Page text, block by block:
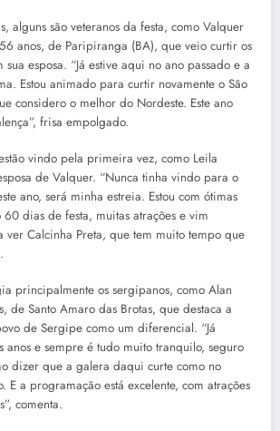
alguns são veteranos da festa, como Valquer
anos, de Paripiranga (BA), que veio curtir os
sua esposa. “Já estive aqui no ano passado e a
Estou animado para curtir novamente o São
considero o melhor do Nordeste. Este ano
frisa empolgado.
vindo pela primeira vez, como Leila
de Valquer. “Nunca tinha vindo para o
ano, será minha estreia. Estou com ótimas
60 dias de festa, muitas atrações e vim
ver Calcinha Preta, que tem muito tempo que
principalmente os sergipanos, como Alan
de Santo Amaro das Brotas, que destaca a
de Sergipe como um diferencial. “Já
anos e sempre é tudo muito tranquilo, seguro
dizer que a galera daqui curte como no
E a programação está excelente, com atrações
comenta.